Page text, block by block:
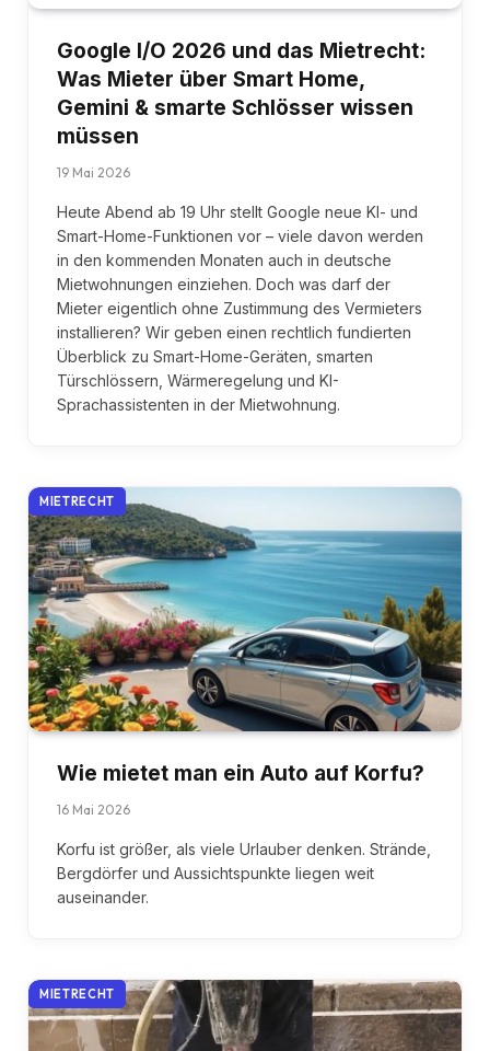
Google I/O 2026 und das Mietrecht:
Was Mieter über Smart Home,
Gemini & smarte Schlösser wissen
müssen
19 Mai 2026
Heute Abend ab 19 Uhr stellt Google neue KI- und
Smart-Home-Funktionen vor – viele davon werden
in den kommenden Monaten auch in deutsche
Mietwohnungen einziehen. Doch was darf der
Mieter eigentlich ohne Zustimmung des Vermieters
installieren? Wir geben einen rechtlich fundierten
Überblick zu Smart-Home-Geräten, smarten
Türschlössern, Wärmeregelung und KI-
Sprachassistenten in der Mietwohnung.
MIETRECHT
Wie mietet man ein Auto auf Korfu?
16 Mai 2026
Korfu ist größer, als viele Urlauber denken. Strände,
Bergdörfer und Aussichtspunkte liegen weit
auseinander.
MIETRECHT